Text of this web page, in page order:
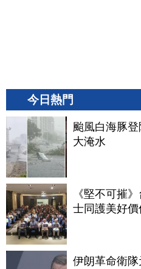
今日熱門
颱風白海豚
大淹水
《堅不可摧
士同護美好價
伊朗革命衛